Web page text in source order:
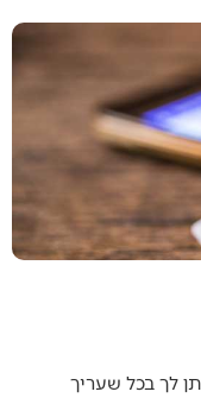
לך בכל שעריך